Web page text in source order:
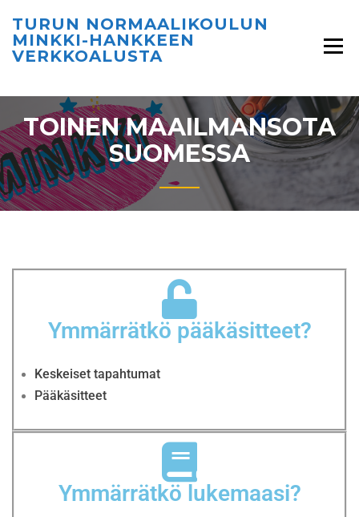
TURUN NORMAALIKOULUN
MINKKI-HANKKEEN
VERKKOALUSTA
TOINEN MAAILMANSOTA
SUOMESSA
Ymmärrätkö pääkäsitteet?
Keskeiset tapahtumat
Pääkäsitteet
Ymmärrätkö lukemaasi?